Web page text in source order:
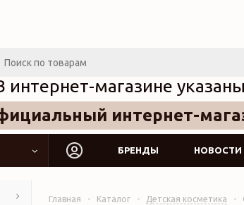
интернет-
интернет-магазине
БРЕНДЫ НОВОСТИ
Главная - Каталог - Детская косметика -